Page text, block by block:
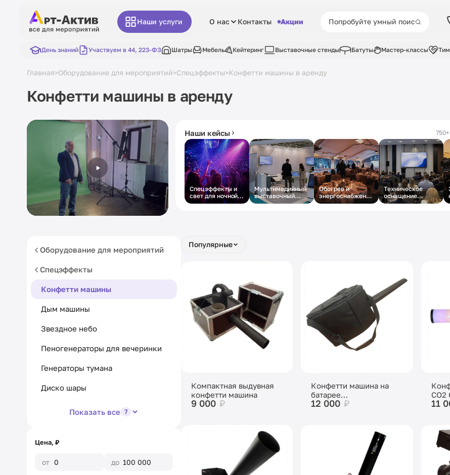
Наши услуги О нас Контакты Акции
День знаний Участвуем в 44, 223-ФЗ Шатры Мебель Кейтеринг Выставочные стенды Батуты Мастер-классы
Главная>Оборудование для мероприятий>Спецэффекты>Конфетти машины в аренду
Конфетти машины в аренду
Наши кейсы
Спецэффекты и
свет для ночной
вечеринки
Мультимедийный
выставочный
стенд под ключ
Обогрев и
энергоснабжение
зимнего
Техническое
оснащение
деловой
Оборудование для мероприятий
Спецэффекты
Конфетти машины
Дым машины
Звездное небо
Пеногенераторы для вечеринки
Генераторы тумана
Диско шары
Показать все 7
Цена, ₽
от до
Популярные
Компактная выдувная
конфетти машина
9 000 ₽
Конфетти машина на
батарее
аккумуляторной
12 000 ₽
CO2
11